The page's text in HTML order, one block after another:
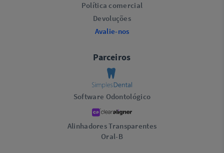
Política comercial
Devoluções
Avalie-nos
Parceiros
Software Odontológico
Alinhadores Transparentes
Oral-B